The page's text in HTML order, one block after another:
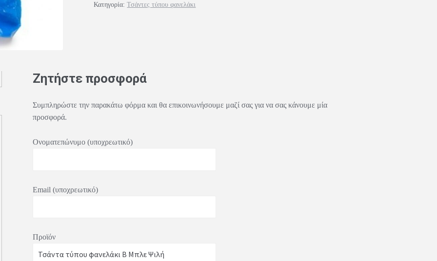
Κατηγορία:Τσάντες τύπου φανελάκι
Ζητήστε προσφορά
Συμπληρώστε την παρακάτω φόρμα και θα επικοινωνήσουμε μαζί σας για να σας κάνουμε μία
προσφορά.
Ονοματεπώνυμο (υποχρεωτικό)
Email (υποχρεωτικό)
Προϊόν